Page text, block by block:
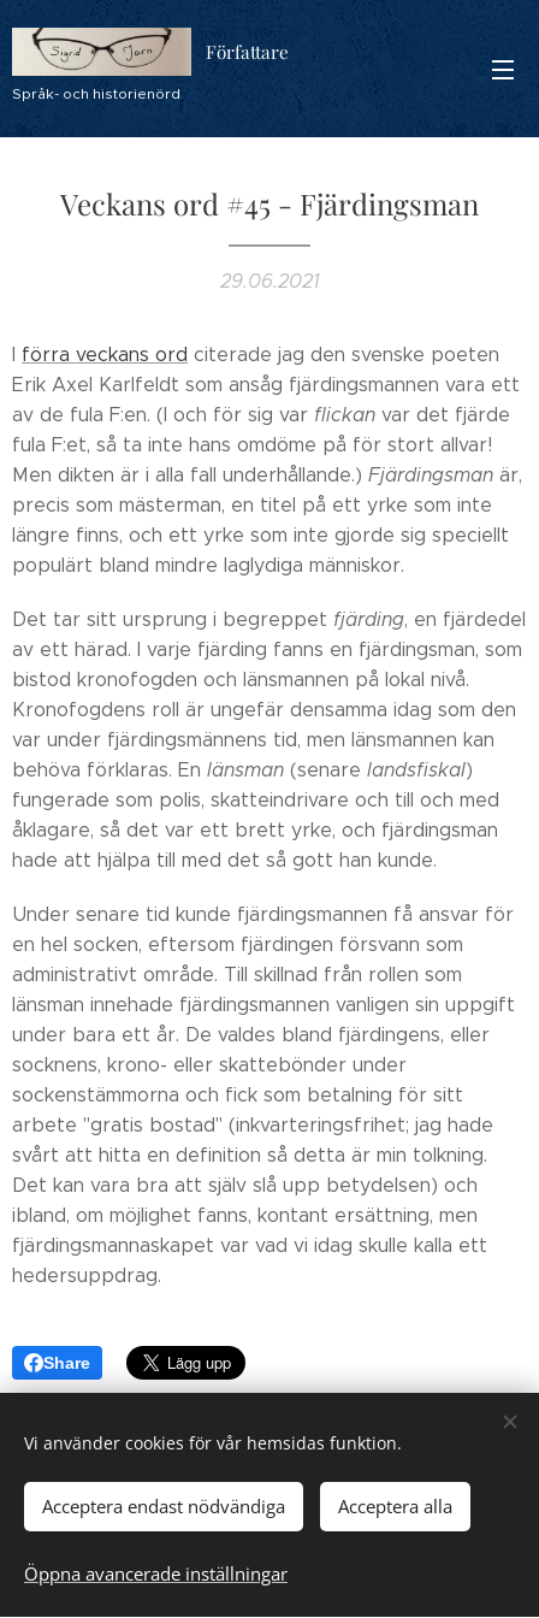
Författare
Språk- och historienörd
Veckans ord #45 - Fjärdingsman
29.06.2021
I förra veckans ord citerade jag den svenske poeten
Erik Axel Karlfeldt som ansåg fjärdingsmannen vara ett
av de fula F:en. (I och för sig var flickan var det fjärde
fula F:et, så ta inte hans omdöme på för stort allvar!
Men dikten är i alla fall underhållande.) Fjärdingsman är,
precis som mästerman, en titel på ett yrke som inte
längre finns, och ett yrke som inte gjorde sig speciellt
populärt bland mindre laglydiga människor.
Det tar sitt ursprung i begreppet fjärding, en fjärdedel
av ett härad. I varje fjärding fanns en fjärdingsman, som
bistod kronofogden och länsmannen på lokal nivå.
Kronofogdens roll är ungefär densamma idag som den
var under fjärdingsmännens tid, men länsmannen kan
behöva förklaras. En länsman (senare landsfiskal)
fungerade som polis, skatteindrivare och till och med
åklagare, så det var ett brett yrke, och fjärdingsman
hade att hjälpa till med det så gott han kunde.
Under senare tid kunde fjärdingsmannen få ansvar för
en hel socken, eftersom fjärdingen försvann som
administrativt område. Till skillnad från rollen som
länsman innehade fjärdingsmannen vanligen sin uppgift
under bara ett år. De valdes bland fjärdingens, eller
socknens, krono- eller skattebönder under
sockenstämmorna och fick som betalning för sitt
arbete "gratis bostad" (inkvarteringsfrihet; jag hade
svårt att hitta en definition så detta är min tolkning.
Det kan vara bra att själv slå upp betydelsen) och
ibland, om möjlighet fanns, kontant ersättning, men
fjärdingsmannaskapet var vad vi idag skulle kalla ett
hedersuppdrag.
Share
Skapad medWebnode
Vi använder cookies för vår hemsidas funktion.
Acceptera endast nödvändiga Acceptera alla
Öppna avancerade inställningar